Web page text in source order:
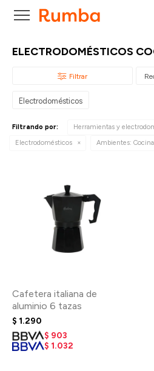

ELECTRODOMÉSTICOS
Electrodomésticos
Filtrando por:
Herramientas y
Electrodomésticos
Ambientes: Cocina
Cafetera italiana de
aluminio 6 tazas
$ 1.290
$ 903
$ 1.032